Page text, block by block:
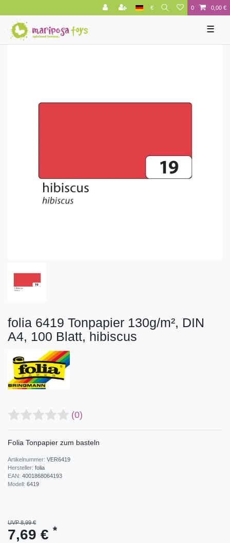
€ 0 0,00 €
☰
folia 6419 Tonpapier 130g/m², DIN
A4, 100 Blatt, hibiscus
(0)
Folia Tonpapier zum basteln
Artikelnummer: VER6419
Hersteller: folia
EAN: 4001868064193
Modell: 6419
UVP 8,99 €
7,69 € *